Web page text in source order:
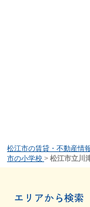
松江市の賃貸・不動産情
市の小学校 > 松江市立川
エリアから検索